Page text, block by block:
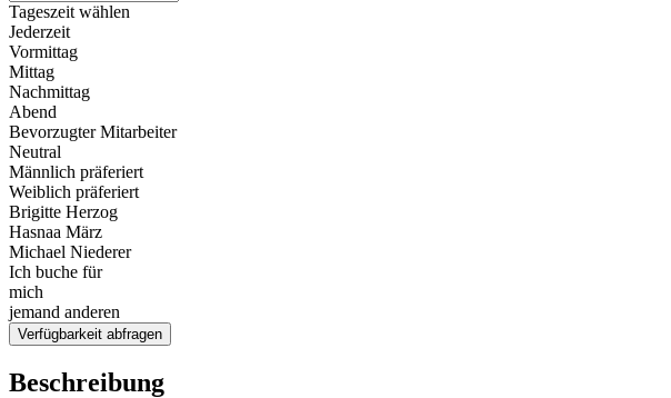
Tageszeit wählen
Jederzeit
Vormittag
Mittag
Nachmittag
Abend
Bevorzugter Mitarbeiter
Neutral
Männlich präferiert
Weiblich präferiert
Brigitte Herzog
Hasnaa März
Michael Niederer
Ich buche für
mich
jemand anderen
Verfügbarkeit abfragen
Beschreibung